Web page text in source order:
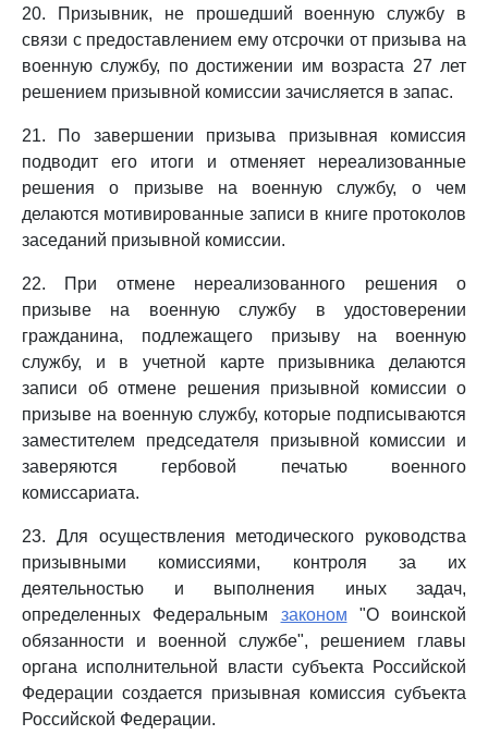
20. Призывник, не прошедший военную службу в
связи с предоставлением ему отсрочки от призыва на
военную службу, по достижении им возраста 27 лет
решением призывной комиссии зачисляется в запас.
21. По завершении призыва призывная комиссия
подводит его итоги и отменяет нереализованные
решения о призыве на военную службу, о чем
делаются мотивированные записи в книге протоколов
заседаний призывной комиссии.
22. При отмене нереализованного решения о
призыве на военную службу в удостоверении
гражданина, подлежащего призыву на военную
службу, и в учетной карте призывника делаются
записи об отмене решения призывной комиссии о
призыве на военную службу, которые подписываются
заместителем председателя призывной комиссии и
заверяются гербовой печатью военного
комиссариата.
23. Для осуществления методического руководства
призывными комиссиями, контроля за их
деятельностью и выполнения иных задач,
определенных Федеральным законом "О воинской
обязанности и военной службе", решением главы
органа исполнительной власти субъекта Российской
Федерации создается призывная комиссия субъекта
Российской Федерации.